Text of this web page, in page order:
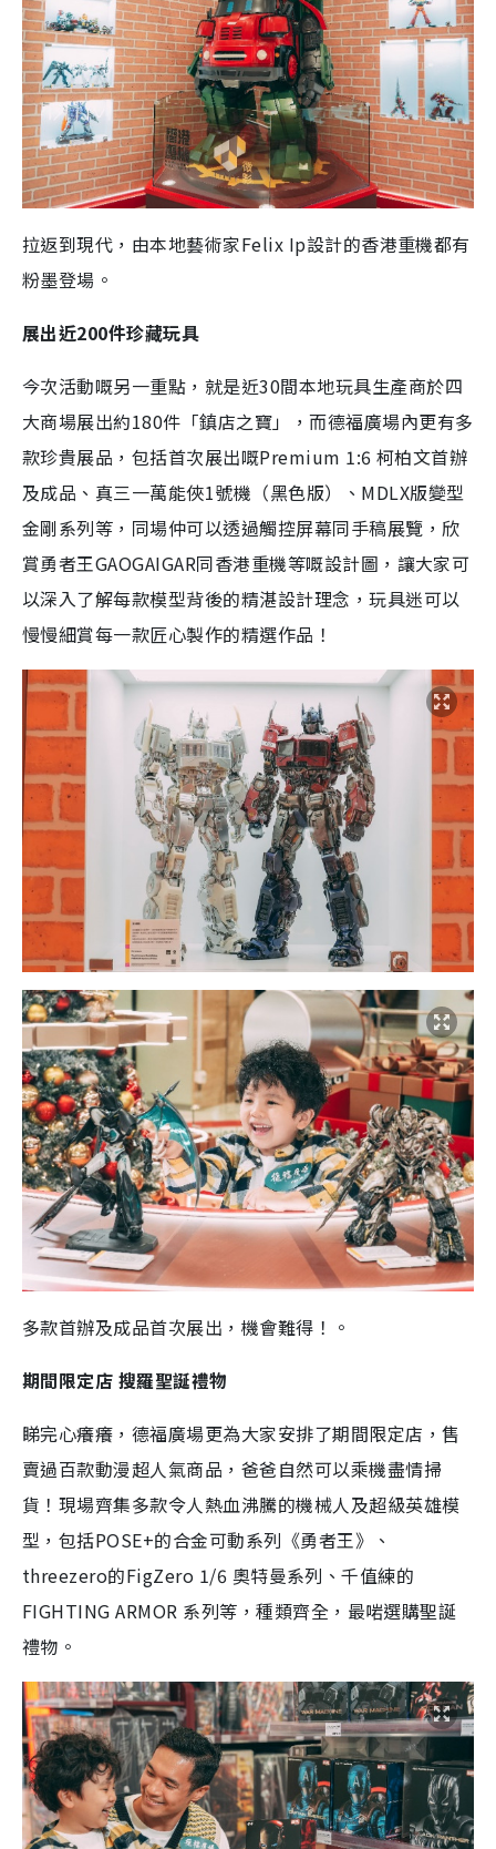
拉返到現代，由本地藝術家Felix Ip設計的香港重機都有
粉墨登場。
展出近200件珍藏玩具
今次活動嘅另一重點，就是近30間本地玩具生產商於四
大商場展出約180件「鎮店之寶」，而德福廣場內更有多
款珍貴展品，包括首次展出嘅Premium 1:6 柯柏文首辦
及成品、真三一萬能俠1號機（黑色版）、MDLX版變型
金剛系列等，同場仲可以透過觸控屏幕同手稿展覽，欣
賞勇者王GAOGAIGAR同香港重機等嘅設計圖，讓大家可
以深入了解每款模型背後的精湛設計理念，玩具迷可以
慢慢細賞每一款匠心製作的精選作品！
多款首辦及成品首次展出，機會難得！。
期間限定店 搜羅聖誕禮物
睇完心癢癢，德福廣場更為大家安排了期間限定店，售
賣過百款動漫超人氣商品，爸爸自然可以乘機盡情掃
貨！現場齊集多款令人熱血沸騰的機械人及超級英雄模
型，包括POSE+的合金可動系列《勇者王》、
threezero的FigZero 1/6 奧特曼系列、千值練的
FIGHTING ARMOR 系列等，種類齊全，最啱選購聖誕
禮物。